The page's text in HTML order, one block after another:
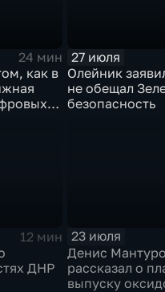
24 мин
как в
27 июля
Олейник
не обещал
безопасность
12 мин
ДНР
23 июля
Денис
рассказал о
выпуску